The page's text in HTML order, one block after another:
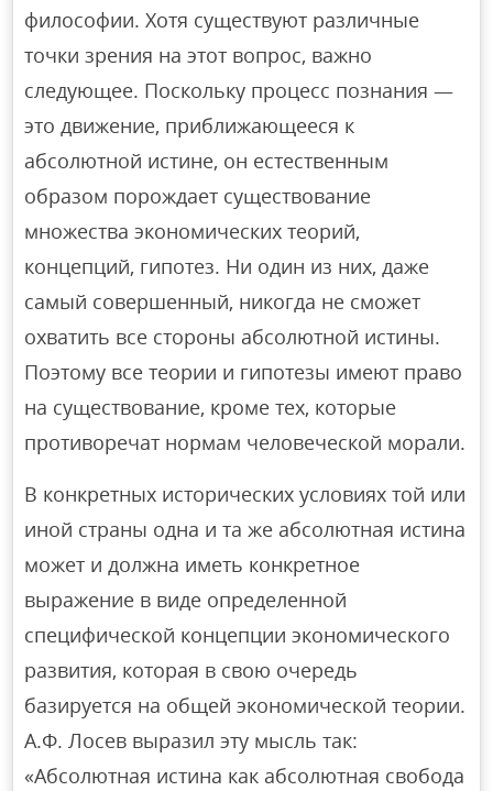
философии. Хотя существуют различные
точки зрения на этот вопрос, важно
следующее. Поскольку процесс познания —
это движение, приближающееся к
абсолютной истине, он естественным
образом порождает существование
множества экономических теорий,
концепций, гипотез. Ни один из них, даже
самый совершенный, никогда не сможет
охватить все стороны абсолютной истины.
Поэтому все теории и гипотезы имеют право
на существование, кроме тех, которые
противоречат нормам человеческой морали.
В конкретных исторических условиях той или
иной страны одна и та же абсолютная истина
может и должна иметь конкретное
выражение в виде определенной
специфической концепции экономического
развития, которая в свою очередь
базируется на общей экономической теории.
А.Ф. Лосев выразил эту мысль так:
«Абсолютная истина как абсолютная свобода